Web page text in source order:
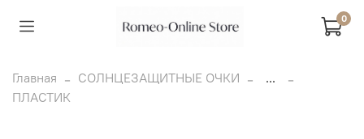
0
Главная СОЛНЦЕЗАЩИТНЫЕ ОЧКИ
...
ПЛАСТИК